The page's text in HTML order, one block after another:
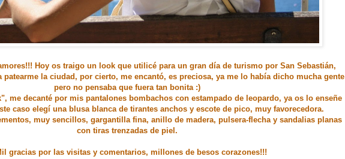
amores!!! Hoy os traigo un look que utilicé para un gran día de turismo por San Sebastián,
la ciudad, por cierto, me encantó, es preciosa, ya me lo había dicho mucha gente
pero no pensaba que fuera tan bonita :)
me decanté por mis pantalones bombachos con estampado de leopardo, ya os lo enseñe
caso elegí una blusa blanca de tirantes anchos y escote de pico, muy favorecedora.
muy sencillos, gargantilla fina, anillo de madera, pulsera-flecha y sandalias planas
con tiras trenzadas de piel.
gracias por las visitas y comentarios, millones de besos corazones!!!